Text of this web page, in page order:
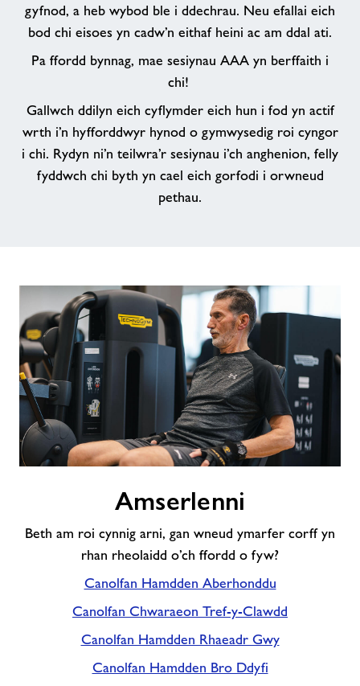
gennych
heini
ac
actif?
gyfnod, a heb wybod ble i ddechrau. Neu efallai eich
bod chi eisoes yn cadw’n eithaf heini ac am ddal ati.
Pa ffordd bynnag, mae sesiynau AAA yn berffaith i
chi!
Gallwch ddilyn eich cyflymder eich hun i fod yn actif
wrth i’n hyfforddwyr hynod o gymwysedig roi cyngor
i chi. Rydyn ni’n teilwra’r sesiynau i’ch anghenion, felly
fyddwch chi byth yn cael eich gorfodi i orwneud
pethau.
Amserlenni
Beth am roi cynnig arni, gan wneud ymarfer corff yn
rhan rheolaidd o’ch ffordd o fyw?
Canolfan Hamdden Aberhonddu
Canolfan Chwaraeon Tref-y-Clawdd
Canolfan Hamdden Rhaeadr Gwy
Canolfan Hamdden Bro Ddyfi